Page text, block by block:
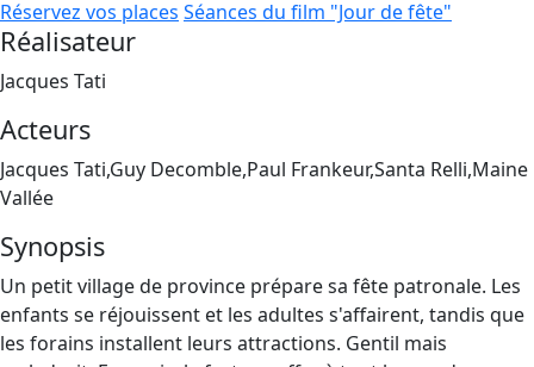
Réservez vos places Séances du film "Jour de fête"
Réalisateur
Jacques Tati
Acteurs
Jacques Tati,Guy Decomble,Paul Frankeur,Santa Relli,Maine
Vallée
Synopsis
Un petit village de province prépare sa fête patronale. Les
enfants se réjouissent et les adultes s'affairent, tandis que
les forains installent leurs attractions. Gentil mais